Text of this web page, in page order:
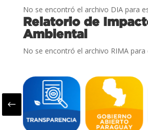
No se encontró el archivo DIA para
Relatorio de
Ambiental
No se encontró el archivo RIMA para
#